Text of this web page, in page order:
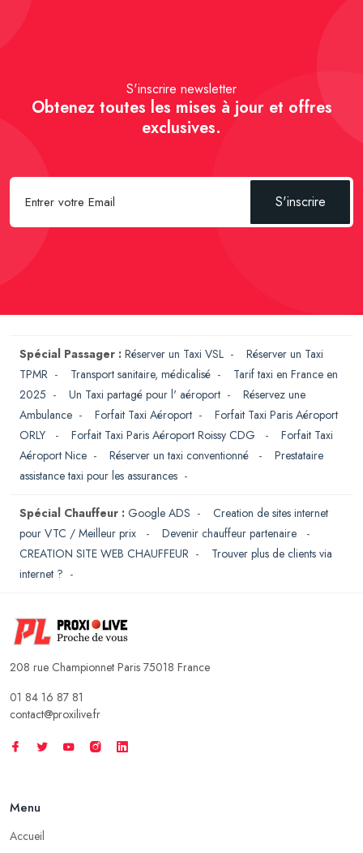
S'inscrire newsletter
Obtenez toutes les mises à jour et offres
exclusives.
S'inscrire
Spécial Passager : Réserver un Taxi VSL - Réserver un Taxi
TPMR - Transport sanitaire, médicalisé - Tarif taxi en France en
2025 - Un Taxi partagé pour l' aéroport - Réservez une
Ambulance - Forfait Taxi Aéroport - Forfait Taxi Paris Aéroport
ORLY
- Forfait Taxi Paris Aéroport Roissy CDG - Forfait Taxi
Aéroport Nice - Réserver un taxi conventionné - Prestataire
assistance taxi pour les assurances -
Spécial Chauffeur : Google ADS - Creation de sites internet
pour VTC / Meilleur prix
- Devenir chauffeur partenaire
-
CREATION SITE WEB CHAUFFEUR - Trouver plus de clients via
internet ? -
208 rue Championnet Paris 75018 France
01 84 16 87 81
contact@proxilive.fr
Menu
Accueil